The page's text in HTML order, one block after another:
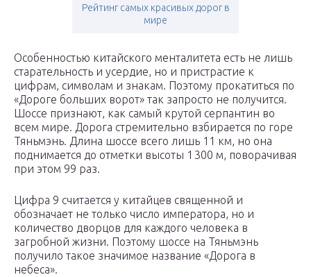
Рейтинг самых красивых дорог в
мире
Особенностью китайского менталитета есть не лишь
старательность и усердие, но и пристрастие к
цифрам, символам и знакам. Поэтому прокатиться по
«Дороге больших ворот» так запросто не получится.
Шоссе признают, как самый крутой серпантин во
всем мире. Дорога стремительно взбирается по горе
Тяньмэнь. Длина шоссе всего лишь 11 км, но она
поднимается до отметки высоты 1 300 м, поворачивая
при этом 99 раз.
Цифра 9 считается у китайцев священной и
обозначает не только число императора, но и
количество дворцов для каждого человека в
загробной жизни. Поэтому шоссе на Тяньмэнь
получило такое значимое название «Дорога в
небеса».